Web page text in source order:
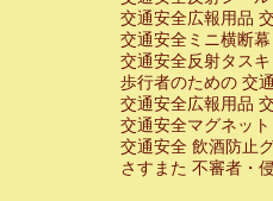
交通安全広報用品
交通安全ミニ横断
交通安全反射タスキ
歩行者のための 交
交通安全広報用品
交通安全マグネット
交通安全 飲酒防止
さすまた 不審者・